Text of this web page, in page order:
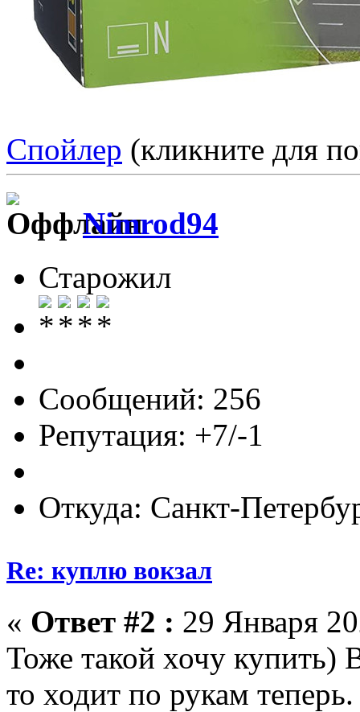
Спойлер (кликните для
Nimrod94
Старожил
Сообщений: 256
Репутация: +7/-1
Откуда: Санкт-
Re: куплю вокзал
« Ответ #2 : 29 Января
Тоже такой хочу купить)
то ходит по рукам теперь.